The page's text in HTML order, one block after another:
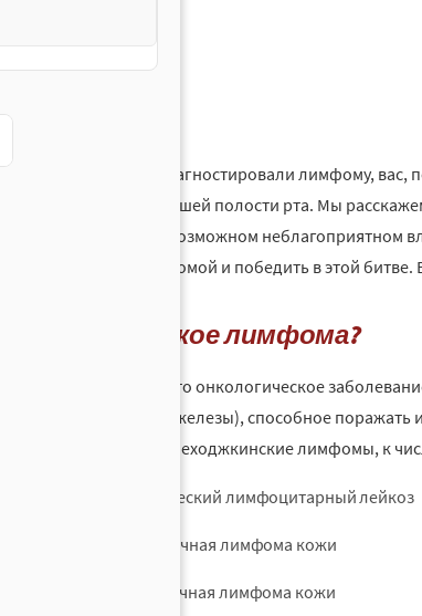
Если у вас диагностировали лимфому,
состоянии вашей полости рта. Мы
также о его возможном неблагоприятном
в бой с лимфомой и победить в этой битве.
Что такое лимфома?
Лимфома – это онкологическое
вилочковой железы), способное
Ходжкина и неходжкинские лимфомы, к
Хронический лимфоцитарный лейкоз
В-клеточная лимфома кожи
Т-клеточная лимфома кожи